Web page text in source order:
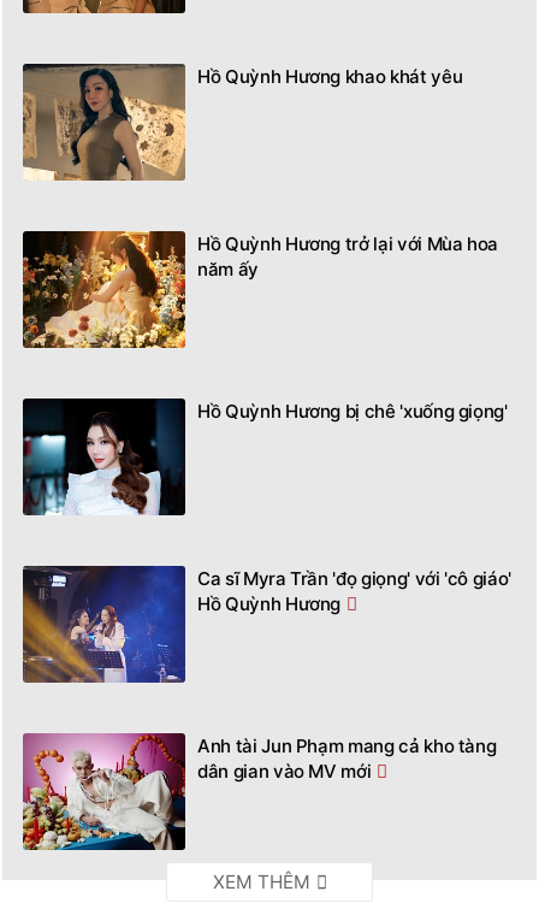
Hồ Quỳnh Hương khao khát yêu
Hồ Quỳnh Hương trở lại với Mùa hoa
năm ấy
Hồ Quỳnh Hương bị chê 'xuống giọng'
Ca sĩ Myra Trần 'đọ giọng' với 'cô giáo'
Hồ Quỳnh Hương
Anh tài Jun Phạm mang cả kho tàng
dân gian vào MV mới